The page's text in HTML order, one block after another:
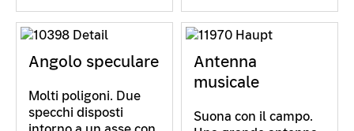
Angolo speculare
Molti poligoni. Due
specchi disposti
Antenna
musicale
Suona con il campo.